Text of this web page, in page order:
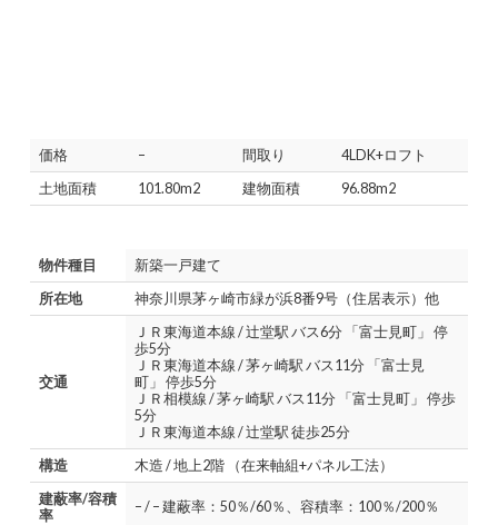
価格 – 間取り
4LDK+ロフト
土地面積
101.80m2 建物面積 96.88m2
物件種目
新築一戸建て
所在地
神奈川県茅ヶ崎市緑が浜8番9号（住居表示）他
交通
ＪＲ東海道本線 / 辻堂駅 バス6分 「富士見町」 停
歩5分
ＪＲ東海道本線 / 茅ヶ崎駅 バス11分 「富士見
町」 停歩5分
ＪＲ相模線 / 茅ヶ崎駅 バス11分 「富士見町」 停歩
5分
ＪＲ東海道本線 / 辻堂駅 徒歩25分
構造
木造 / 地上2階 （在来軸組+パネル工法）
建蔽率/容積
率
– / – 建蔽率：50％/60％、容積率：100％/200％